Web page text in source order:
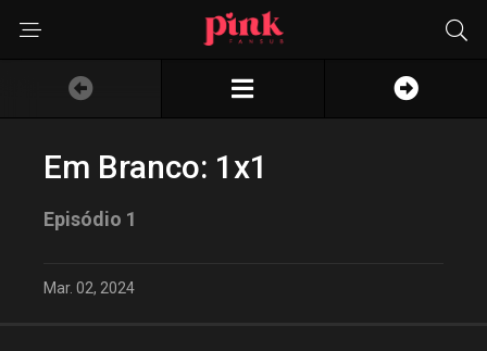
Em Branco: 1x1
Episódio 1
Mar. 02, 2024